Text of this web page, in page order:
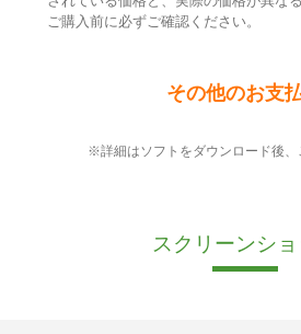
ご購入前に必ずご確認ください。
その他のお支
※詳細はソフトをダウンロード後、
スクリーンショ